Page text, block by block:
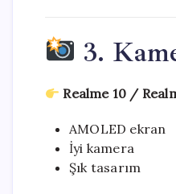
3.
Realme 10 /
AMOLED ekran
İyi kamera
Şık tasarım